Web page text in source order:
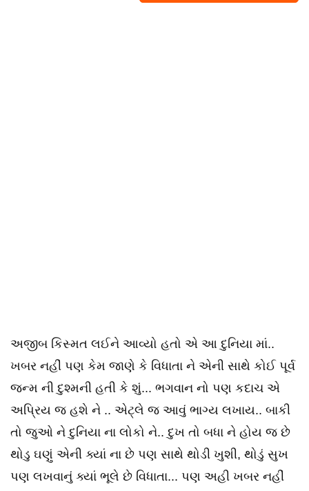
અજીબ કિસ્મત લઈને આવ્યો હતો એ આ દુનિયા માં..
ખબર નહીં પણ કેમ જાણે કે વિધાતા ને એની સાથે કોઈ પૂર્વ
જન્મ ની દુશ્મની હતી કે શું... ભગવાન નો પણ કદાચ એ
અપ્રિય જ હશે ને .. એટ્લે જ આવું ભાગ્ય લખાય.. બાકી
તો જુઓ ને દુનિયા ના લોકો ને.. દુખ તો બધા ને હોય જ છે
થોડુ ઘણું એની ક્યાં ના છે પણ સાથે થોડી ખુશી, થોડું સુખ
પણ લખવાનું ક્યાં ભૂલે છે વિધાતા... પણ અહી ખબર નહીં